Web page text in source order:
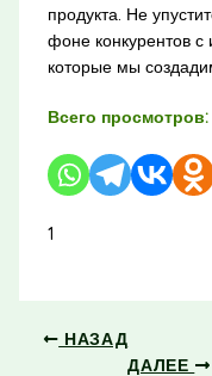
продукта. Не
фоне конкурентов с
которые мы
Всего просмотров:
1
НАЗАД
ДАЛЕЕ